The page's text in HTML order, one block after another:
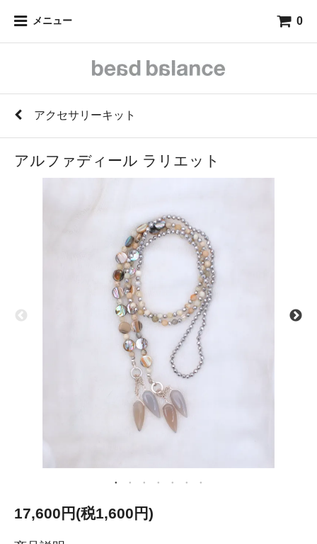
メニュー 0
アクセサリーキット
アルファディール ラリエット
17,600円(税1,600円)